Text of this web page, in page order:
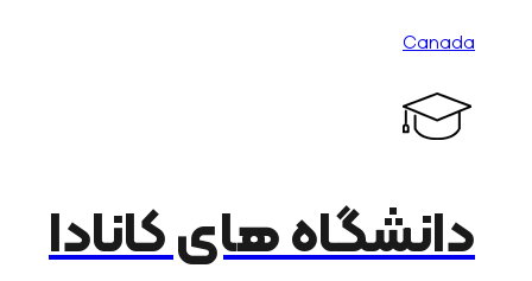
Canada
دانشگاه های کانادا